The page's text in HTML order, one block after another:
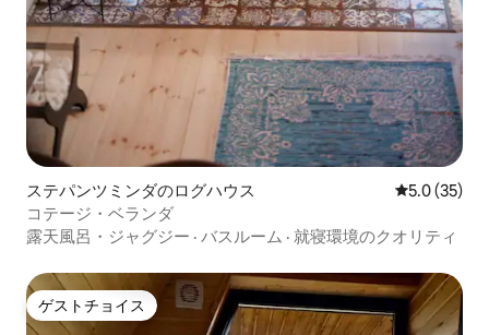
ステパンツミンダのログハウス レビュー35
5.0 (35)
コテージ・ベランダ
露天風呂・ジャグジー · バスルーム · 就寝環境のクオリティ
ゲストチョイス
ゲストチョイス